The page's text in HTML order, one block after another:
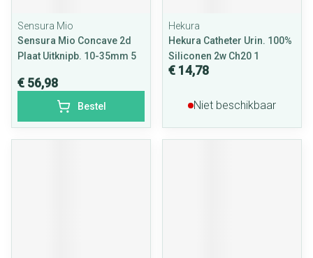
Sensura Mio
Sensura Mio Concave 2d
Plaat Uitknipb. 10-35mm 5
€ 56,98
Bestel
Hekura
Hekura Catheter Urin. 100%
Siliconen 2w Ch20 1
€ 14,78
Niet beschikbaar